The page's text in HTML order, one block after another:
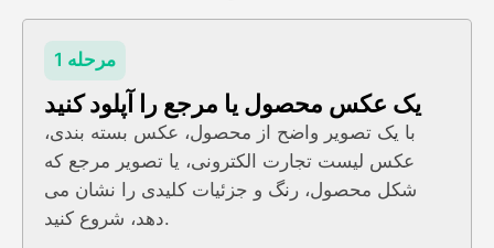
مرحله 1
یک عکس محصول یا مرجع را آپلود کنید
با یک تصویر واضح از محصول، عکس بسته بندی،
عکس لیست تجارت الکترونی، یا تصویر مرجع که
شکل محصول، رنگ و جزئیات کلیدی را نشان می
دهد، شروع کنید.